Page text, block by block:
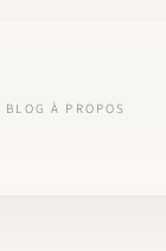
BLOG À PROPOS